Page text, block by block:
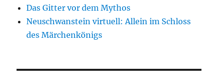
Das Gitter vor dem Mythos
Neuschwanstein virtuell: Allein im Schloss
des Märchenkönigs